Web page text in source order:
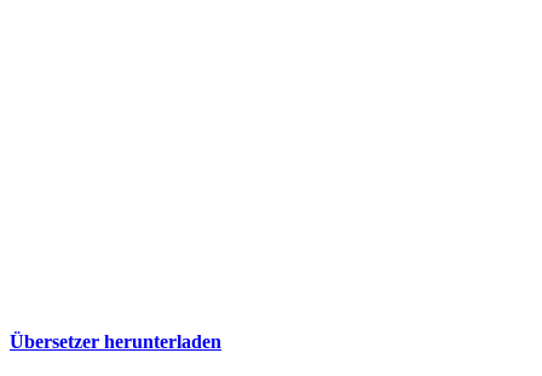
Übersetzer herunterladen